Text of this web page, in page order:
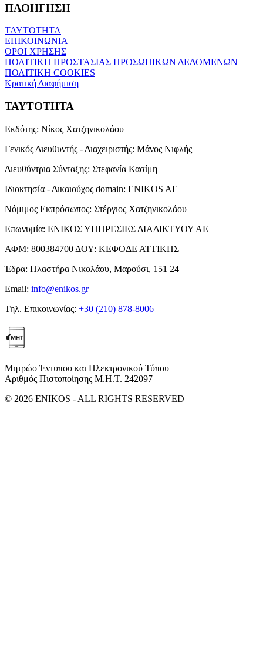
ΠΛΟΗΓΗΣΗ
ΤΑΥΤΟΤΗΤΑ
ΕΠΙΚΟΙΝΩΝΙΑ
ΟΡΟΙ ΧΡΗΣΗΣ
ΠΟΛΙΤΙΚΗ ΠΡΟΣΤΑΣΙΑΣ ΠΡΟΣΩΠΙΚΩΝ ΔΕΔΟΜΕΝΩΝ
ΠΟΛΙΤΙΚΗ COOKIES
Κρατική Διαφήμιση
ΤΑΥΤΟΤΗΤΑ
Εκδότης: Νίκος Χατζηνικολάου
Γενικός Διευθυντής - Διαχειριστής: Μάνος Νιφλής
Διευθύντρια Σύνταξης: Στεφανία Κασίμη
Ιδιοκτησία - Δικαιούχος domain: ENIKOS AE
Νόμιμος Εκπρόσωπος: Στέργιος Χατζηνικολάου
Επωνυμία: ΕΝΙΚΟΣ ΥΠΗΡΕΣΙΕΣ ΔΙΑΔΙΚΤΥΟΥ ΑΕ
ΑΦΜ: 800384700 ΔΟΥ: ΚΕΦΟΔΕ ΑΤΤΙΚΗΣ
Έδρα: Πλαστήρα Νικολάου, Μαρούσι, 151 24
Email: info@enikos.gr
Τηλ. Επικοινωνίας: +30 (210) 878-8006
Μητρώο Έντυπου και Ηλεκτρονικού Τύπου
Αριθμός Πιστοποίησης Μ.Η.Τ. 242097
© 2026 ENIKOS - ALL RIGHTS RESERVED